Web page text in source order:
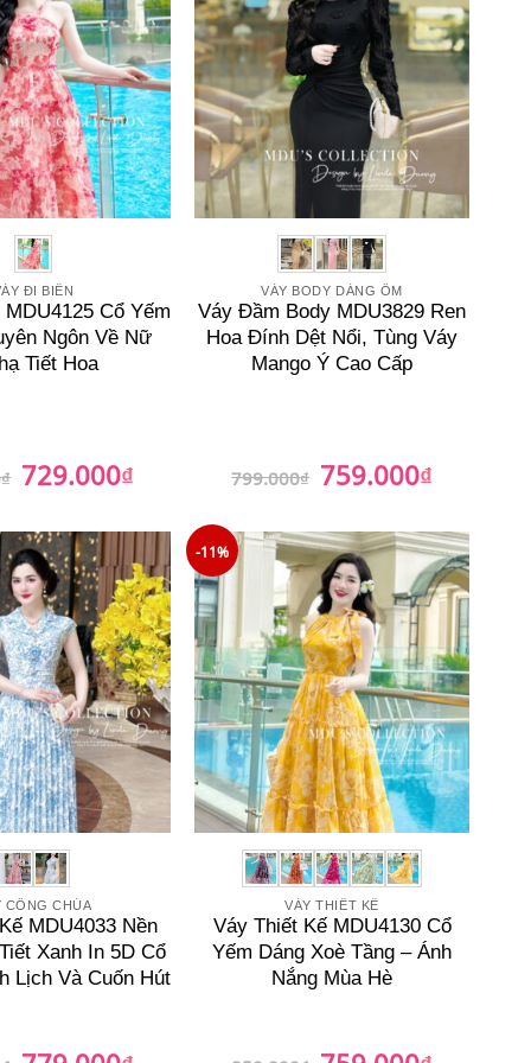
ĐI BIỂN
Cổ Yếm
Ngôn Về Nữ
Tiết Hoa
₫ Giá
gốc
729.000₫Giá
hiện
729.000₫.
VÁY BODY DÁNG ÔM
Váy Đầm Body MDU3829 Ren
Hoa Đính Dệt Nổi, Tùng Váy
Mango Ý Cao Cấp
799.000₫ Giá
gốc
759.000₫Giá
hiện
759.000₫.
CÔNG CHÚA
MDU4033 Nền
Xanh In 5D Cổ
Lịch Và Cuốn Hút
Giá Giá
-11%
VÁY THIẾT KẾ
Váy Thiết Kế MDU4130 Cổ
Yếm Dáng Xoè Tầng – Ánh
Nắng Mùa Hè
Giá Giá